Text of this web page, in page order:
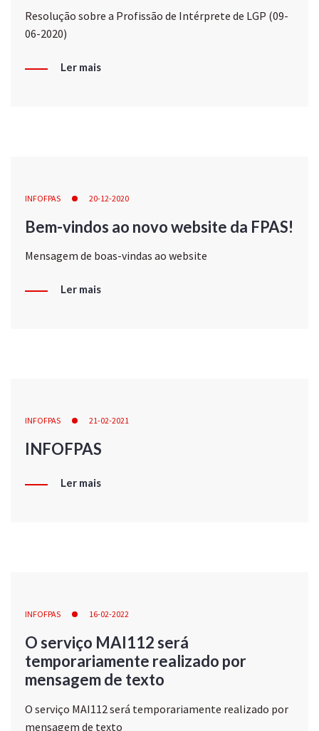
Resolução sobre a Profissão de Intérprete de LGP (09-
06-2020)
Ler mais
INFOFPAS 20-12-2020
Bem-vindos ao novo website da FPAS!
Mensagem de boas-vindas ao website
Ler mais
INFOFPAS 21-02-2021
INFOFPAS
Ler mais
INFOFPAS 16-02-2022
O serviço MAI112 será
temporariamente realizado por
mensagem de texto
O serviço MAI112 será temporariamente realizado por
mensagem de texto